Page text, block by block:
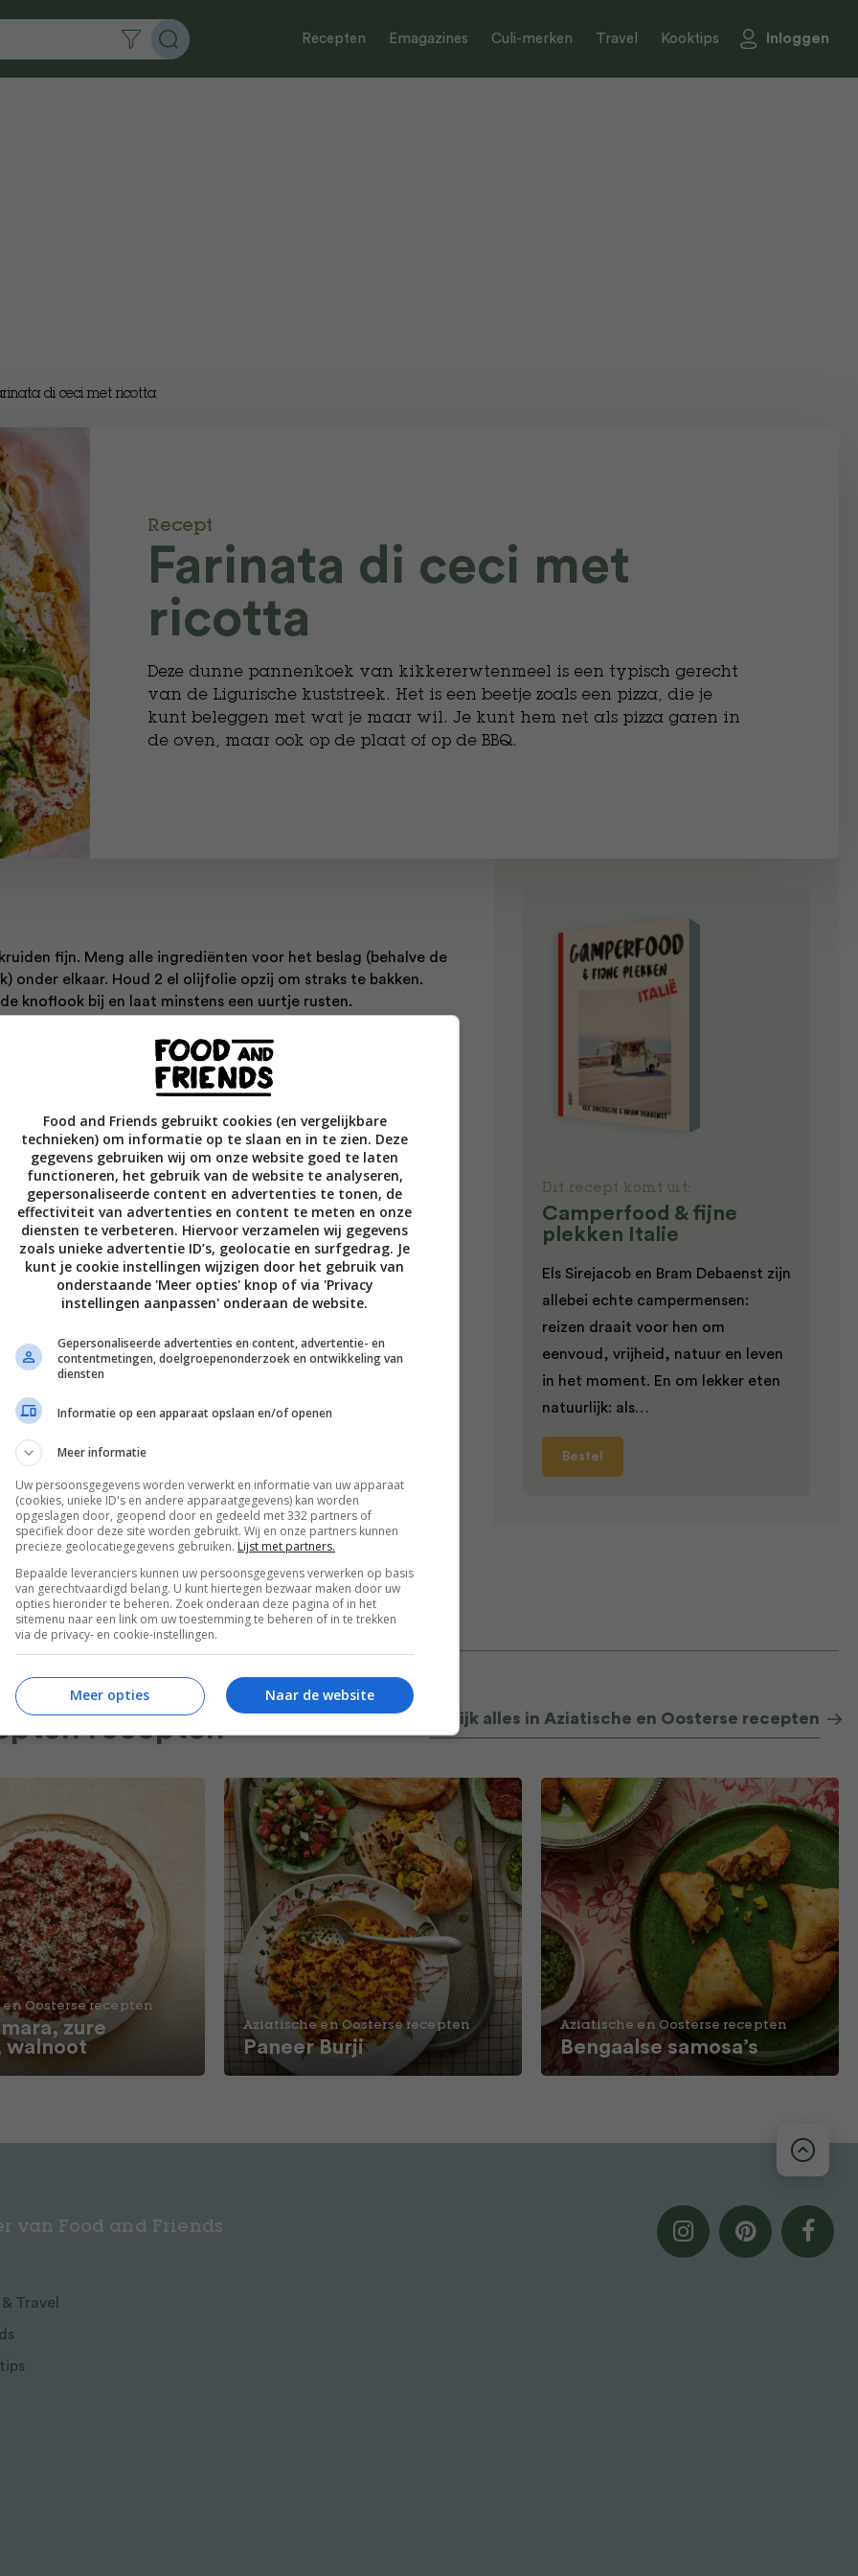
Recepten Emagazines Culi-merken Travel Kooktips Inloggen
di ceci met ricotta
Recept
Farinata di ceci met
ricotta
Deze dunne pannenkoek van kikkererwtenmeel is een typisch gerecht
van de Ligurische kuststreek. Het is een beetje zoals een pizza, die je
kunt beleggen met wat je maar wil. Je kunt hem net als pizza garen in
de oven, maar ook op de plaat of op de BBQ.
fijn. Meng alle ingrediënten voor het beslag (behalve de
onder elkaar. Houd 2 el olijfolie opzij om straks te bakken.
de knoflook bij en laat minstens een uurtje rusten.
snijd de courgette in fijne slierten en gril aan beide kanten. Pel
de ui in halve maantjes. Verhit een pan tot ze heel heet is en
olijfolie in. Giet een dun laagje van het beslag in de pan en
15 minuten garen in een gesloten barbecue met een hoge
farinata uit de barbecue en smeer in met de ricotta. Beleg
de slierten courgette, rucola en ui en werk af met peper,
wat citroenrasp en nog een snufje cayennepeper.
gedroogde oregano, maar als je verse kan vinden is dat altijd
hoeveelheden dan wel verdrievoudigen: gedroogde kruiden
smaak dan verse.
recepten Lunch recepten
Dit recept komt uit:
Camperfood & fijne
plekken Italie
Els Sirejacob en Bram Debaenst zijn
allebei echte campermensen:
reizen draait voor hen om
eenvoud, vrijheid, natuur en leven
in het moment. En om lekker eten
natuurlijk: als…
Bestel
recepten Bekijk alles in Aziatische en Oosterse recepten
Oosterse recepten
zure
walnoot
Aziatische en Oosterse recepten
Paneer Burji
Aziatische en Oosterse recepten
Bengaalse samosa’s
Food and Friends gebruikt cookies (en vergelijkbare
technieken) om informatie op te slaan en in te zien. Deze
gegevens gebruiken wij om onze website goed te laten
functioneren, het gebruik van de website te analyseren,
gepersonaliseerde content en advertenties te tonen, de
effectiviteit van advertenties en content te meten en onze
diensten te verbeteren. Hiervoor verzamelen wij gegevens
zoals unieke advertentie ID’s, geolocatie en surfgedrag. Je
kunt je cookie instellingen wijzigen door het gebruik van
onderstaande 'Meer opties' knop of via 'Privacy
instellingen aanpassen' onderaan de website.
Gepersonaliseerde advertenties en content, advertentie- en
contentmetingen, doelgroepenonderzoek en ontwikkeling van
diensten
Informatie op een apparaat opslaan en/of openen
Meer informatie
Uw persoonsgegevens worden verwerkt en informatie van uw apparaat
(cookies, unieke ID's en andere apparaatgegevens) kan worden
opgeslagen door, geopend door en gedeeld met 332 partners of
specifiek door deze site worden gebruikt. Wij en onze partners kunnen
precieze geolocatiegegevens gebruiken. Lijst met partners.
Bepaalde leveranciers kunnen uw persoonsgegevens verwerken op basis
van gerechtvaardigd belang. U kunt hiertegen bezwaar maken door uw
opties hieronder te beheren. Zoek onderaan deze pagina of in het
sitemenu naar een link om uw toestemming te beheren of in te trekken
via de privacy- en cookie-instellingen.
Naar de website
Meer opties
van Food and Friends
Travel